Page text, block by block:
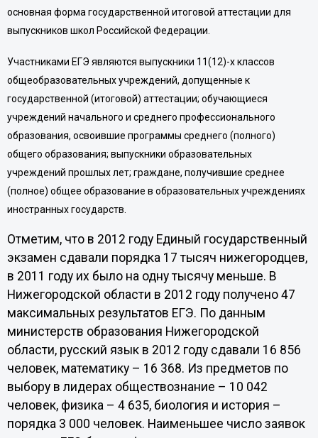
основная форма государственной итоговой аттестации для
выпускников школ Российской Федерации.
Участниками ЕГЭ являются выпускники 11(12)-х классов
общеобразовательных учреждений, допущенные к
государственной (итоговой) аттестации; обучающиеся
учреждений начального и среднего профессионального
образования, освоившие программы среднего (полного)
общего образования; выпускники образовательных
учреждений прошлых лет; граждане, получившие среднее
(полное) общее образование в образовательных учреждениях
иностранных государств.
Отметим, что в 2012 году Единый государственный
экзамен сдавали порядка 17 тысяч нижегородцев,
в 2011 году их было на одну тысячу меньше. В
Нижегородской области в 2012 году получено 47
максимальных результатов ЕГЭ. По данным
министерств образования Нижегородской
области, русский язык в 2012 году сдавали 16 856
человек, математику – 16 368. Из предметов по
выбору в лидерах обществознание – 10 042
человек, физика – 4 635, биология и история –
порядка 3 000 человек. Наименьшее число заявок